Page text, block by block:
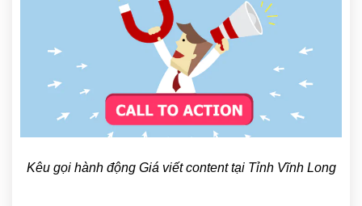
Kêu gọi hành động Giá viết content tại Tỉnh Vĩnh Long